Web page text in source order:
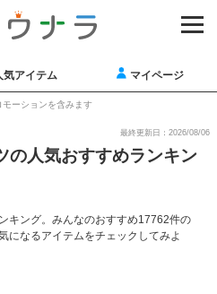
気アイテム マイページ
モーションを含みます
最終更新日：2026/08/06
の人気おすすめランキン
キング。みんなのおすすめ17762件の
になるアイテムをチェックしてみよ